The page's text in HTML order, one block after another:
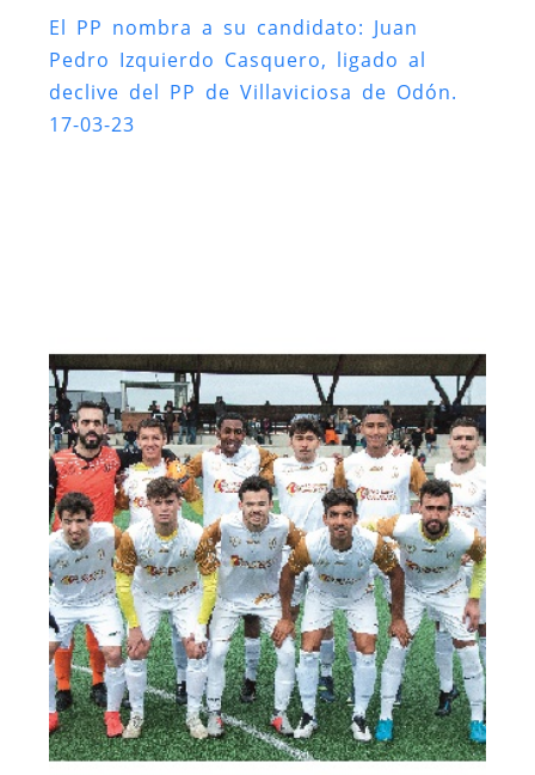
El PP nombra a su candidato: Juan
Pedro Izquierdo Casquero, ligado al
declive del PP de Villaviciosa de Odón.
17-03-23